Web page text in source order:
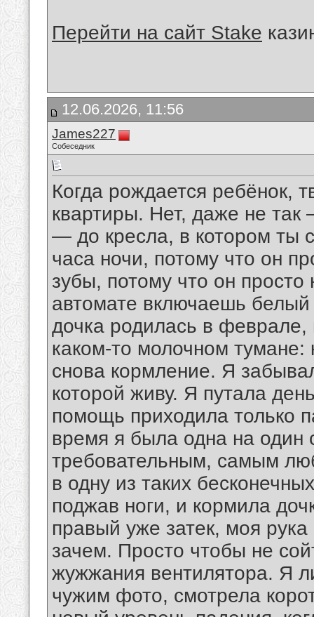
Перейти на сайт Stake
12.06.2026, 11:56
James227
Собеседник
Когда рождается ребёнок,
квартиры. Нет, даже не
— до кресла, в котором ты
часа ночи, потому что он
зубы, потому что он
автомате включаешь
дочка родилась в
каком-то молочном тумане:
снова кормление. Я
которой живу. Я путала
помощь приходила только
время я была одна на один
требовательным, самым
в одну из таких
поджав ноги, и кормила
правый уже затек, моя
зачем. Просто чтобы не
жужжания вентилятора. Я
чужим фото, смотрела